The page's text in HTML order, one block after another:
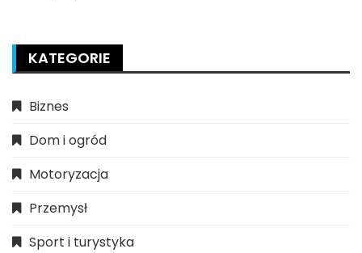
KATEGORIE
Biznes
Dom i ogród
Motoryzacja
Przemysł
Sport i turystyka